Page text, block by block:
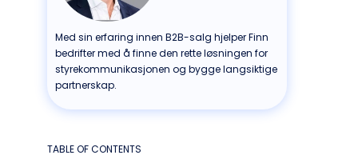
Med sin erfaring innen B2B-salg hjelper Finn
bedrifter med å finne den rette løsningen for
styrekommunikasjonen og bygge langsiktige
partnerskap.
TABLE OF CONTENTS